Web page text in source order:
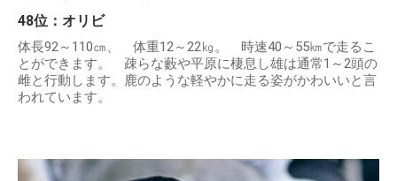
48位：オリビ
体長92～110㎝、 体重12～22㎏。 時速40～55㎞で走るこ
とができます。 疎らな藪や平原に棲息し雄は通常1～2頭の
雌と行動します。鹿のような軽やかに走る姿がかわいいと言
われています。